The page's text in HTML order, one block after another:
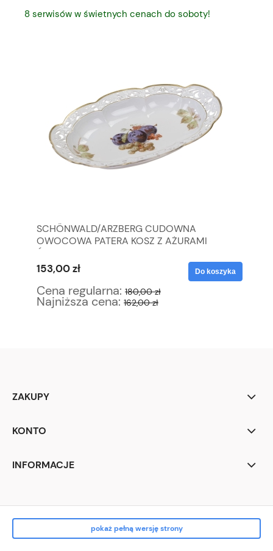
8 serwisów w świetnych cenach do soboty!
SCHÖNWALD/ARZBERG CUDOWNA
OWOCOWA PATERA KOSZ Z AŻURAMI
ŚLIWKI I WINOGRONA
153,00 zł
Cena regularna: 180,00 zł
Najniższa cena: 162,00 zł
Do koszyka
ZAKUPY
KONTO
INFORMACJE
pokaż pełną wersję strony